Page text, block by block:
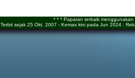
* * * Paparan terbaik
Terbit sejak 25 Okt. 2007 - Kemas kini pada Jun 2024 :